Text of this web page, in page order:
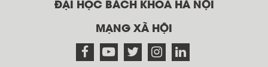
ĐẠI HỌC BÁCH KHOA HÀ NỘI
MẠNG XÃ HỘI